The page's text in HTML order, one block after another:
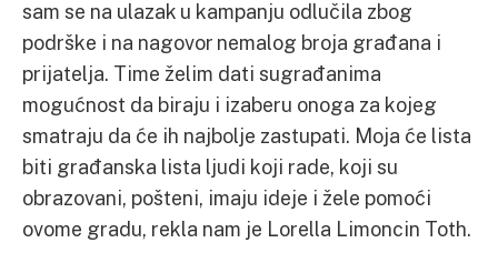
sam se na ulazak u kampanju odlučila zbog
podrške i na nagovor nemalog broja građana i
prijatelja. Time želim dati sugrađanima
mogućnost da biraju i izaberu onoga za kojeg
smatraju da će ih najbolje zastupati. Moja će lista
biti građanska lista ljudi koji rade, koji su
obrazovani, pošteni, imaju ideje i žele pomoći
ovome gradu, rekla nam je Lorella Limoncin Toth.